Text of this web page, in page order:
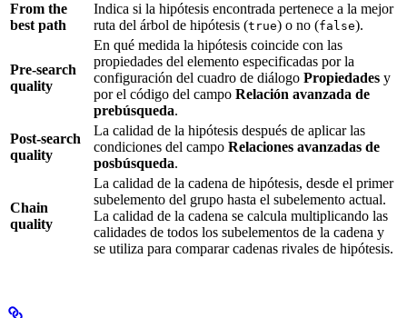
From the
best path
Indica si la hipótesis encontrada pertenece a la mejor
ruta del árbol de hipótesis (true) o no (false).
Pre-search
quality
En qué medida la hipótesis coincide con las
propiedades del elemento especificadas por la
configuración del cuadro de diálogo Propiedades y
por el código del campo Relación avanzada de
prebúsqueda.
Post-search
quality
La calidad de la hipótesis después de aplicar las
condiciones del campo Relaciones avanzadas de
posbúsqueda.
Chain
quality
La calidad de la cadena de hipótesis, desde el primer
subelemento del grupo hasta el subelemento actual.
La calidad de la cadena se calcula multiplicando las
calidades de todos los subelementos de la cadena y
se utiliza para comparar cadenas rivales de hipótesis.